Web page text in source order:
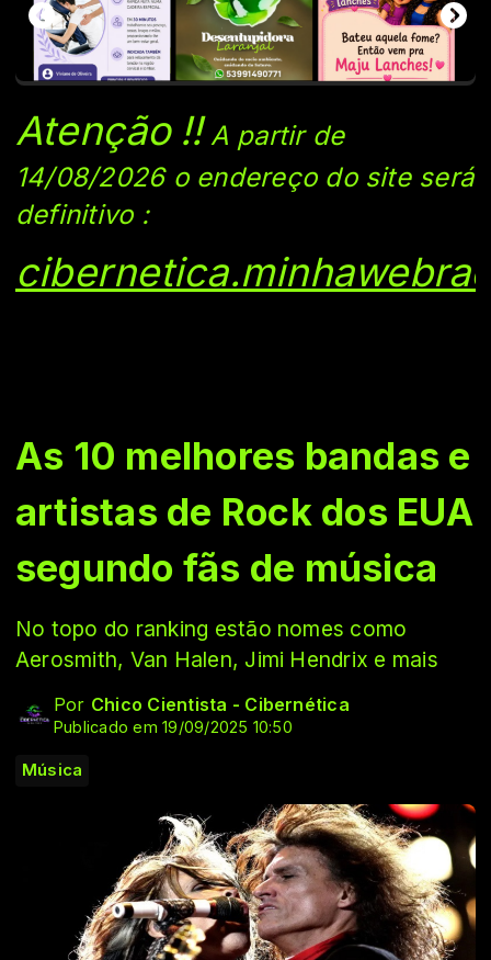
Atenção !!A partir de
14/08/2026 o endereço do site será
definitivo:
As 10 melhores bandas e
artistas de Rock dos EUA
segundo fãs de música
No topo do ranking estão nomes como
Aerosmith, Van Halen, Jimi Hendrix e mais
Por Chico Cientista - Cibernética
Publicado em 19/09/2025 10:50
Música